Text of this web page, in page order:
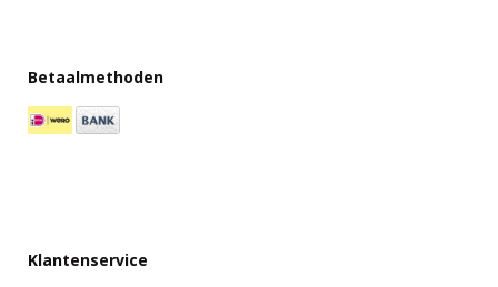
Betaalmethoden
Klantenservice